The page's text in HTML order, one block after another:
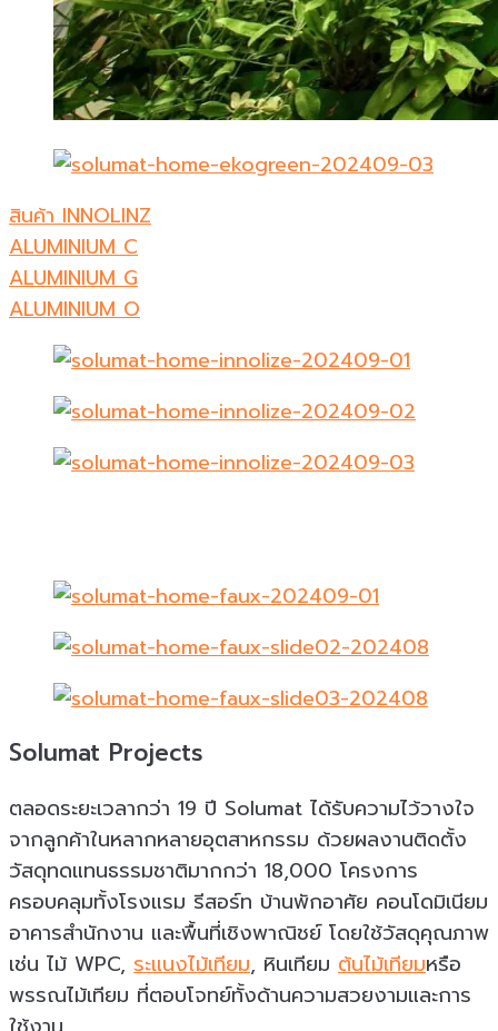
สินค้า INNOLINZ
ALUMINIUM C
ALUMINIUM G
ALUMINIUM O
Solumat Projects
ตลอดระยะเวลากว่า 19 ปี Solumat ได้รับความไว้วางใจ
จากลูกค้าในหลากหลายอุตสาหกรรม ด้วยผลงานติดตั้ง
วัสดุทดแทนธรรมชาติมากกว่า 18,000 โครงการ
ครอบคลุมทั้งโรงแรม รีสอร์ท บ้านพักอาศัย คอนโดมิเนียม
อาคารสำนักงาน และพื้นที่เชิงพาณิชย์ โดยใช้วัสดุคุณภาพ
เช่น ไม้ WPC, ระแนงไม้เทียม, หินเทียม ต้นไม้เทียมหรือ
พรรณไม้เทียม ที่ตอบโจทย์ทั้งด้านความสวยงามและการ